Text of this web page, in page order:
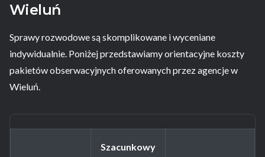
Wieluń
Sprawy rozwodowe są skomplikowane i wyceniane
indywidualnie. Poniżej przedstawiamy orientacyjne koszty
pakietów obserwacyjnych oferowanych przez agencje w
Wieluń.
Szacunkowy